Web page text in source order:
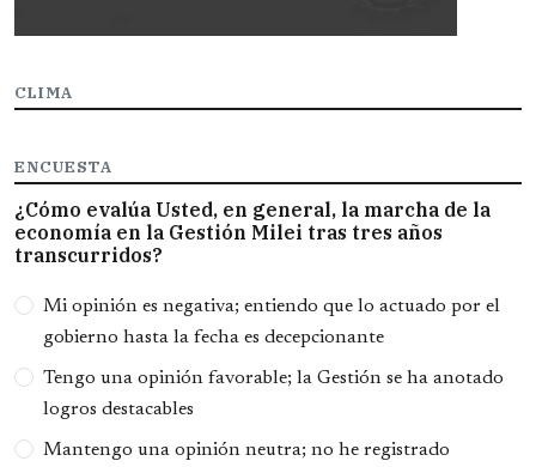
CLIMA
ENCUESTA
¿Cómo evalúa Usted, en general, la marcha de la
economía en la Gestión Milei tras tres años
transcurridos?
Opciones
Mi opinión es negativa; entiendo que lo actuado por el
gobierno hasta la fecha es decepcionante
Tengo una opinión favorable; la Gestión se ha anotado
logros destacables
Mantengo una opinión neutra; no he registrado